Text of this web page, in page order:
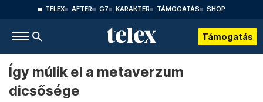
TELEX AFTER G7 KARAKTER TÁMOGATÁS SHOP
Támogatás
Így múlik el a metaverzum
dicsősége